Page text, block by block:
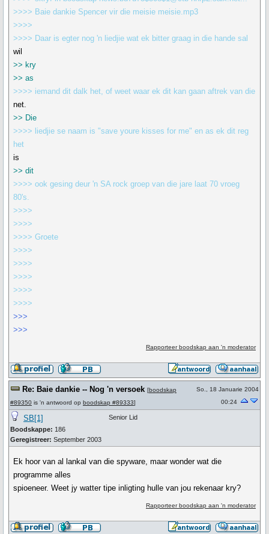
>>>> Baie dankie Spencer vir die meisie meisie.mp3
>>>>
>>>> Daar is egter nog 'n liedjie wat ek bitter graag in die hande sal
wil
>> kry
>> as
>>>> iemand dit dalk het, of weet waar ek dit kan gaan aftrek van die
net.
>> Die
>>>> liedjie se naam is "save youre kisses for me" en as ek dit reg
het
is
>> dit
>>>> ook gesing deur 'n SA rock groep van die jare laat 70 vroeg
80's.
>>>>
>>>>
>>>> Groete
>>>>
>>>>
>>>>
>>>>
>>>>
>>>
>>>
Rapporteer boodskap aan 'n moderator
Re: Baie dankie -- Nog 'n versoek [boodskap
#89350 is 'n antwoord op boodskap #89333]
So., 18 Januarie 2004
00:24
SB[1]
Boodskappe: 186
Geregistreer: September 2003
Senior Lid
Ek hoor van al lankal van die spyware, maar wonder wat die
programme alles
spioeneer. Weet jy watter tipe inligting hulle van jou rekenaar kry?
Rapporteer boodskap aan 'n moderator